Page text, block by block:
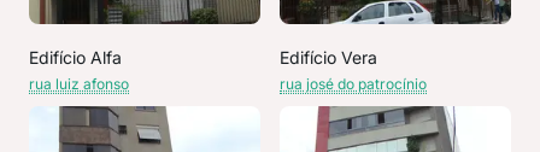
Edifício Alfa
rua luiz afonso
Edifício Vera
rua josé do patrocínio